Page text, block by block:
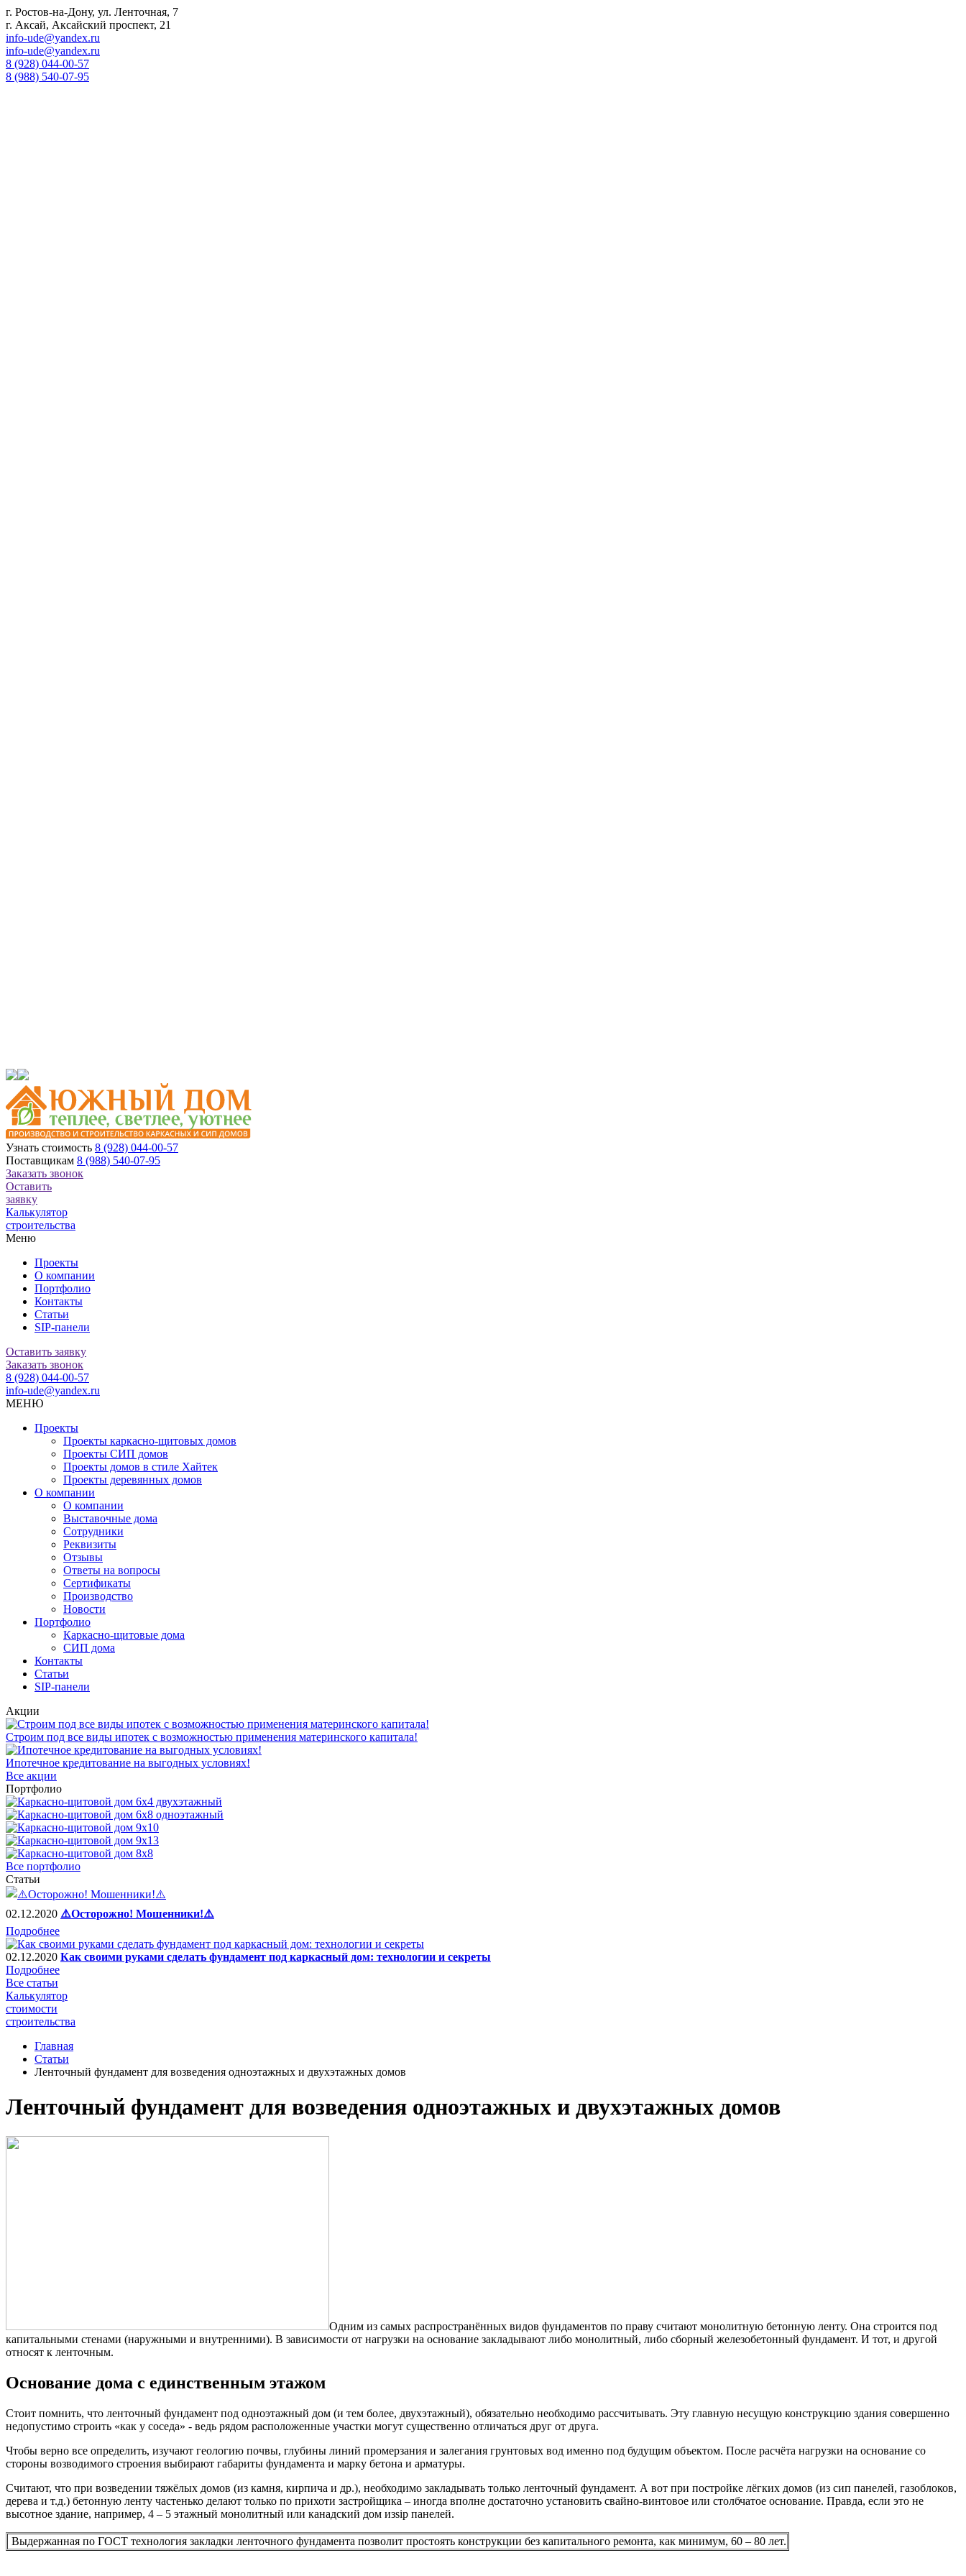
г. Ростов-на-Дону, ул. Ленточная, 7
г. Аксай, Аксайский проспект, 21
info-ude@yandex.ru
info-ude@yandex.ru
8 (928) 044-00-57
8 (988) 540-07-95
Узнать стоимость 8 (928) 044-00-57
Поставщикам 8 (988) 540-07-95
Заказать звонок
Оставить
заявку
Калькулятор
строительства
Меню
Проекты
О компании
Портфолио
Контакты
Статьи
SIP-панели
Оставить заявку
Заказать звонок
8 (928) 044-00-57
info-ude@yandex.ru
МЕНЮ
Проекты
Проекты каркасно-щитовых домов
Проекты СИП домов
Проекты домов в стиле Хайтек
Проекты деревянных домов
О компании
О компании
Выставочные дома
Сотрудники
Реквизиты
Отзывы
Ответы на вопросы
Сертификаты
Производство
Новости
Портфолио
Каркасно-щитовые дома
СИП дома
Контакты
Статьи
SIP-панели
Акции
Строим под все виды ипотек с возможностью применения материнского капитала!
Ипотечное кредитование на выгодных условиях!
Все акции
Портфолио
Все портфолио
Статьи
02.12.2020 ⚠️Осторожно! Мошенники!⚠️
Подробнее
02.12.2020 Как своими руками сделать фундамент под каркасный дом: технологии и секреты
Подробнее
Все статьи
Калькулятор
стоимости
строительства
Главная
Статьи
Ленточный фундамент для возведения одноэтажных и двухэтажных домов
Ленточный фундамент для возведения одноэтажных и двухэтажных домов
Одним из самых распространённых видов фундаментов по праву считают монолитную бетонную ленту. Она строится под
капитальными стенами (наружными и внутренними). В зависимости от нагрузки на основание закладывают либо монолитный, либо сборный железобетонный фундамент. И тот, и другой
относят к ленточным.
Основание дома с единственным этажом
Стоит помнить, что ленточный фундамент под одноэтажный дом (и тем более, двухэтажный), обязательно необходимо рассчитывать. Эту главную несущую конструкцию здания совершенно
недопустимо строить «как у соседа» - ведь рядом расположенные участки могут существенно отличаться друг от друга.
Чтобы верно все определить, изучают геологию почвы, глубины линий промерзания и залегания грунтовых вод именно под будущим объектом. После расчёта нагрузки на основание со
стороны возводимого строения выбирают габариты фундамента и марку бетона и арматуры.
Считают, что при возведении тяжёлых домов (из камня, кирпича и др.), необходимо закладывать только ленточный фундамент. А вот при постройке лёгких домов (из сип панелей, газоблоков,
дерева и т.д.) бетонную ленту частенько делают только по прихоти застройщика – иногда вполне достаточно установить свайно-винтовое или столбчатое основание. Правда, если это не
высотное здание, например, 4 – 5 этажный монолитный или канадский дом изsip панелей.
Выдержанная по ГОСТ технология закладки ленточного фундамента позволит простоять конструкции без капитального ремонта, как минимум, 60 – 80 лет.